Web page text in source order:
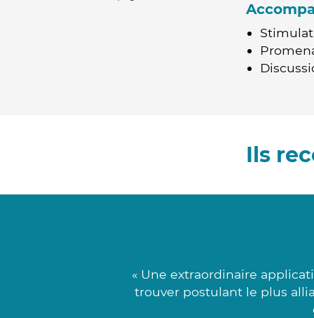
Ils
« Une extraordinaire
trouver postulant le plus